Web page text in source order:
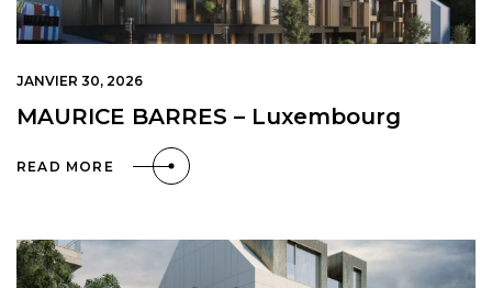
JANVIER 30, 2026
MAURICE BARRES – Luxembourg
READ MORE